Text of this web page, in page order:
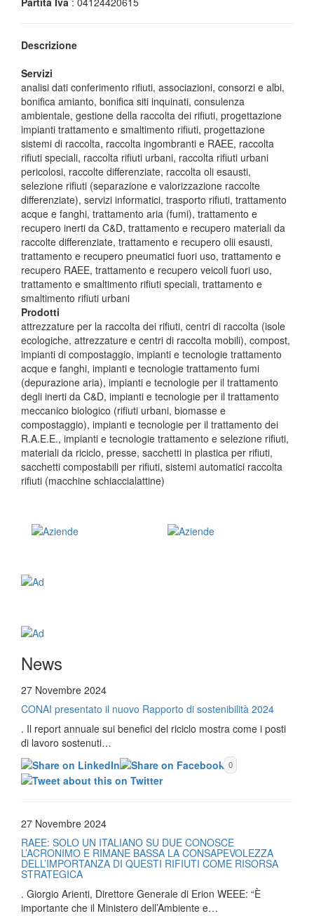
Descrizione
Servizi
analisi dati conferimento rifiuti, associazioni, consorzi e albi,
bonifica amianto, bonifica siti inquinati, consulenza
ambientale, gestione della raccolta dei rifiuti, progettazione
impianti trattamento e smaltimento rifiuti, progettazione
sistemi di raccolta, raccolta ingombranti e RAEE, raccolta
rifiuti speciali, raccolta rifiuti urbani, raccolta rifiuti urbani
pericolosi, raccolte differenziate, raccolta oli esausti,
selezione rifiuti (separazione e valorizzazione raccolte
differenziate), servizi informatici, trasporto rifiuti, trattamento
acque e fanghi, trattamento aria (fumi), trattamento e
recupero inerti da C&D, trattamento e recupero materiali da
raccolte differenziate, trattamento e recupero olii esausti,
trattamento e recupero pneumatici fuori uso, trattamento e
recupero RAEE, trattamento e recupero veicoli fuori uso,
trattamento e smaltimento rifiuti speciali, trattamento e
smaltimento rifiuti urbani
Prodotti
attrezzature per la raccolta dei rifiuti, centri di raccolta (isole
ecologiche, attrezzature e centri di raccolta mobili), compost,
impianti di compostaggio, impianti e tecnologie trattamento
acque e fanghi, impianti e tecnologie trattamento fumi
(depurazione aria), impianti e tecnologie per il trattamento
degli inerti da C&D, impianti e tecnologie per il trattamento
meccanico biologico (rifiuti urbani, biomasse e
compostaggio), impianti e tecnologie per il trattamento dei
R.A.E.E., impianti e tecnologie trattamento e selezione rifiuti,
materiali da riciclo, presse, sacchetti in plastica per rifiuti,
sacchetti compostabili per rifiuti, sistemi automatici raccolta
rifiuti (macchine schiaccialattine)
News
27 Novembre 2024
CONAI presentato il nuovo Rapporto di sostenibilità 2024
. Il report annuale sui benefici del riciclo mostra come i posti
di lavoro sostenuti…
0
27 Novembre 2024
RAEE: SOLO UN ITALIANO SU DUE CONOSCE
L’ACRONIMO E RIMANE BASSA LA CONSAPEVOLEZZA
DELL’IMPORTANZA DI QUESTI RIFIUTI COME RISORSA
STRATEGICA
. Giorgio Arienti, Direttore Generale di Erion WEEE: “È
importante che il Ministero dell’Ambiente e…